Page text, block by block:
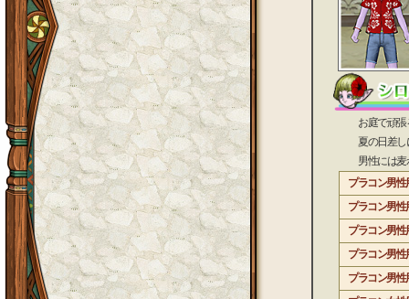
お庭で頑張る
夏の日差しに
男性には麦わ
プラコン男性
プラコン男性
プラコン男性
プラコン男性
プラコン男性